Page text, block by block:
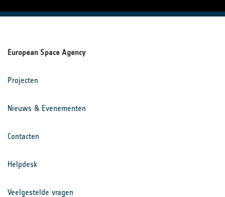
European Space Agency
Projecten
Nieuws & Evenementen
Contacten
Helpdesk
Veelgestelde vragen